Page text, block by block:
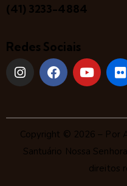
(41) 3233-4884
Redes Sociais
Copyright © 2026 – Por
Santuário Nossa
direitos